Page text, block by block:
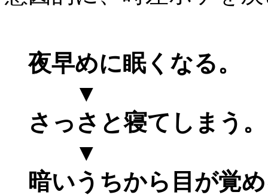
夜早めに眠くなる。
▼
さっさと寝てしまう。
▼
暗いうちから目が覚